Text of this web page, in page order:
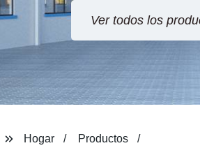
Ver todos los productos
Hogar
Productos